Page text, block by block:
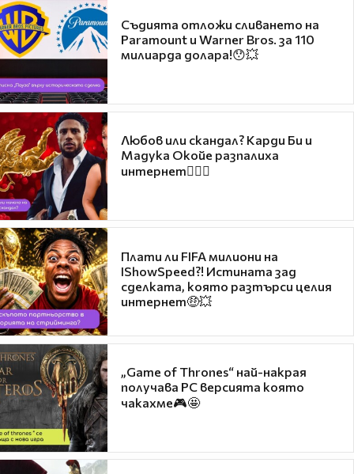
Съдията отложи сливането на
Paramount и Warner Bros. за 110
милиарда долара!😯💥
Любов или скандал? Карди Би и
Мадука Окойе разпалиха
интернет❤️‍🔥🔥
Плати ли FIFA милиони на
IShowSpeed?! Истината зад
сделката, която разтърси целия
интернет🤑💥
„Game of Thrones“ най-накрая
получава PC версията която
чакахме🎮🤩